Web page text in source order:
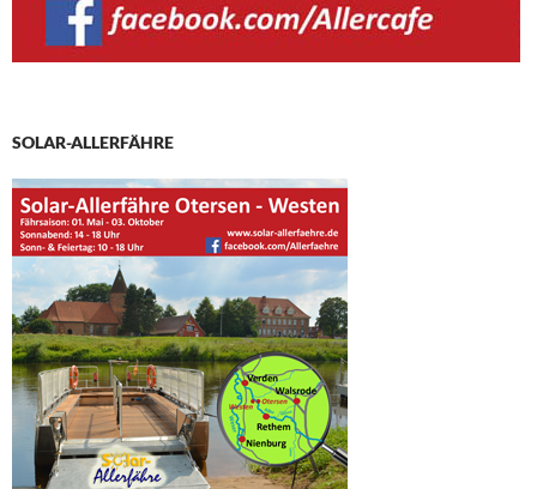
SOLAR-ALLERFÄHRE